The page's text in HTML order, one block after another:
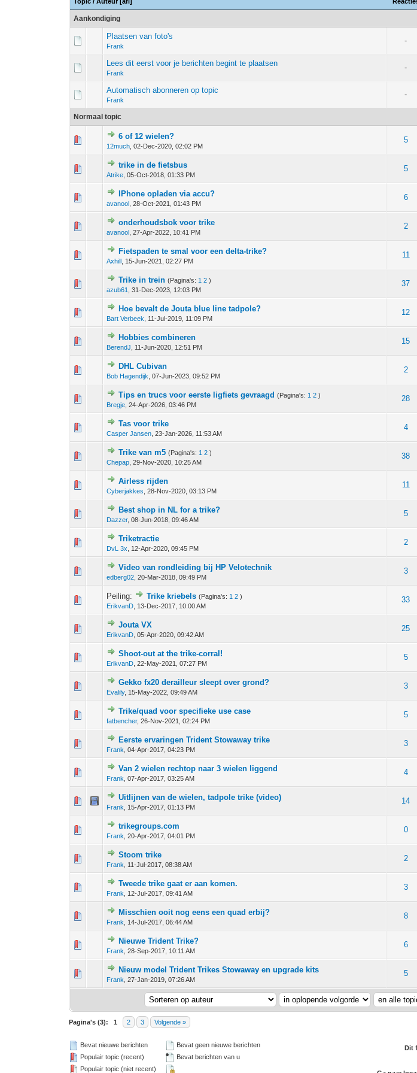
Aankondiging
Plaatsen van foto's
Frank
-
Lees dit eerst voor je berichten begint te plaatsen
Frank
-
Automatisch abonneren op topic
Frank
-
Normaal topic
6 of 12 wielen?
12much ,02-Dec-2020, 02:02 PM
5
0 stem - 0 van 5 gemiddeld
trike in de fietsbus
Atrike ,05-Oct-2018, 01:33 PM
5
0 stem - 0 van 5 gemiddeld
123
IPhone opladen via accu?
avanool ,28-Oct-2021, 01:43 PM
6
0 stem - 0 van 5 gemiddeld
1 234 5
onderhoudsbok voor trike
avanool ,27-Apr-2022, 10:41 PM
2
0 stem - 0 van 5 gemiddeld
1 2345
Fietspaden te smal voor een delta-trike?
Axhill 15-Jun-2021, 02:27 PM
11
0 stem - 0 van 5 gemiddeld
123 45
Trike in trein (Pagina's: 1 2 )
azub61
,31-Dec-2023, 12:03 PM
37
0 stem - 0 van 5 gemiddeld
12345
Hoe bevalt de Jouta blue line tadpole?
Bart Verbeek 11-Jul-2019, 11:09 PM
12
0 stem - 0 van 5 gemiddeld
1234 5
Hobbies combineren
BerendJ 11-Jun-2020, 12:51 PM
15
0 stem - 0 van 5 gemiddeld
12345
DHL Cubivan
Bob Hagendijk ,07-Jun-2023, 09:52 PM
2
0 stem - 0 van 5 gemiddeld
Tips en trucs voor eerste ligfiets gevraagd (Pagina's: 1 2 )
Bregje ,24-Apr-2026, 03:46 PM
28
0 stem - 0 van 5 gemiddeld
123 45
Tas voor trike
Casper Jansen ,23-Jan-2026, 11:53 AM
4
0 stem - 0 van 5 gemiddeld
Trike van m5 (Pagina's: 1 2 )
Chepap ,29-Nov-2020, 10:25 AM
38
0 stem - 0 van 5 gemiddeld
12345
Airless rijden
Cyberjakkes ,28-Nov-2020, 03:13 PM
11
0 stem - 0 van 5 gemiddeld
Best shop in NL for a trike?
Dazzer,08-Jun-2018, 09:46 AM
5
0 stem - 0 van 5 gemiddeld
1 234 5
Triketractie
DvL 3x 12-Apr-2020, 09:45 PM
2
0 stem - 0 van 5 gemiddeld
Video van rondleiding bij HP Velotechnik
edberg02 ,20-Mar-2018, 09:49 PM
3
0 stem - 0 van 5 gemiddeld
12345
Peiling: Trike kriebels (Pagina's: 1 2 )
ErikvanD 13-Dec-2017, 10:00 AM
33
0 stem - 0 van 5 gemiddeld
12345
Jouta VX
ErikvanD ,05-Apr-2020, 09:42 AM
25
0 stem - 0 van 5 gemiddeld
Shoot-out at the trike-corral!
ErikvanD ,22-May-2021, 07:27 PM
5
0 stem - 0 van 5 gemiddeld
1 2345
Gekko fx20 derailleur sleept over grond?
Evalily, 15-May-2022, 09:49 AM
3
0 stem - 0 van 5 gemiddeld
12345
Trike/quad voor specifieke use case
fatbencher,26-Nov-2021, 02:24 PM
5
0 stem - 0 van 5 gemiddeld
1 2345
Eerste ervaringen Trident Stowaway trike
Frank ,04-Apr-2017, 04:23 PM
3
0 stem - 0 van 5 gemiddeld
123 4 5
Van 2 wielen rechtop naar 3 wielen liggend
Frank ,07-Apr-2017, 03:25 AM
4
0 stem - 0 van 5 gemiddeld
12345
Uitlijnen van de wielen, tadpole trike (video)
Frank 15-Apr-2017, 01:13 PM
14
0 stem - 0 van 5 gemiddeld
1 2345
trikegroups.com
Frank ,20-Apr-2017, 04:01 PM
0
0 stem - 0 van 5 gemiddeld
12
Stoom trike
Frank 11-Jul-2017, 08:38 AM
2
0 stem - 0 van 5 gemiddeld
Tweede trike gaat er aan komen.
Frank 12-Jul-2017, 09:41 AM
3
0 stem - 0 van 5 gemiddeld
12 34 5
Misschien ooit nog eens een quad erbij?
Frank 14-Jul-2017, 06:44 AM
8
0 stem - 0 van 5 gemiddeld
12345
Nieuwe Trident Trike?
Frank ,28-Sep-2017, 10:11 AM
6
0 stem - 0 van 5 gemiddeld
12 345
Nieuw model Trident Trikes Stowaway en upgrade kits
Frank ,27-Jan-2019, 07:26 AM
5
0 stem - 0 van 5 gemiddeld
12345
Pagina's (3): 1 2 3 Volgende »
Bevat nieuwe berichten
Populair topic (recent)
Populair topic (niet recent)
Bevat geen nieuwe berichten
Bevat berichten van u
Dit